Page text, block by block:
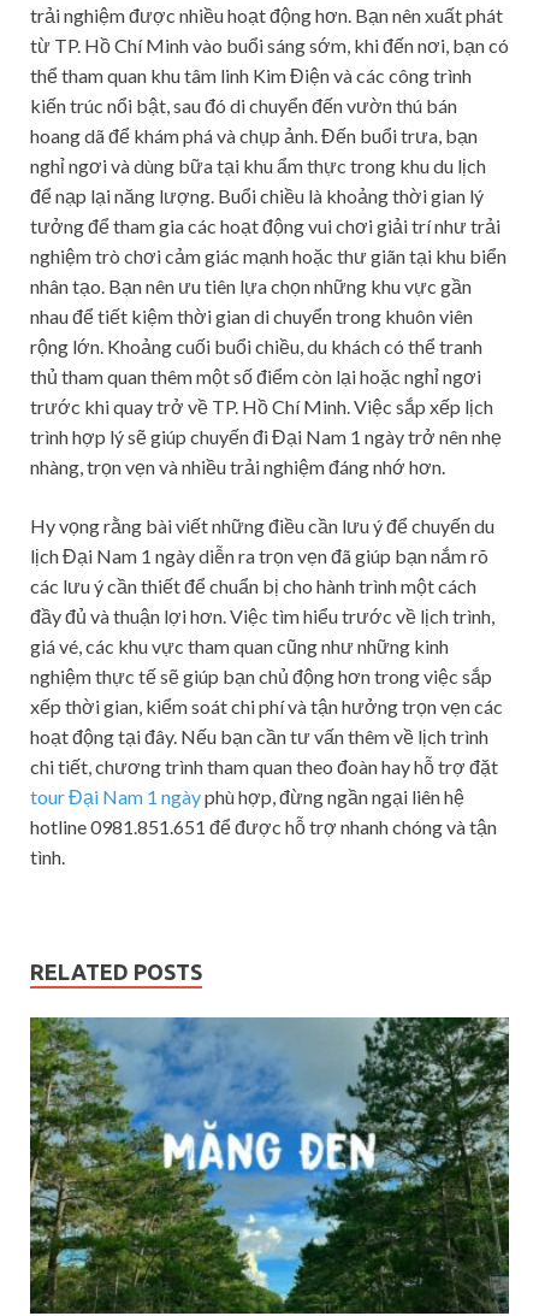
trải nghiệm được nhiều hoạt động hơn. Bạn nên xuất phát
từ TP. Hồ Chí Minh vào buổi sáng sớm, khi đến nơi, bạn có
thể tham quan khu tâm linh Kim Điện và các công trình
kiến trúc nổi bật, sau đó di chuyển đến vườn thú bán
hoang dã để khám phá và chụp ảnh. Đến buổi trưa, bạn
nghỉ ngơi và dùng bữa tại khu ẩm thực trong khu du lịch
để nạp lại năng lượng. Buổi chiều là khoảng thời gian lý
tưởng để tham gia các hoạt động vui chơi giải trí như trải
nghiệm trò chơi cảm giác mạnh hoặc thư giãn tại khu biển
nhân tạo. Bạn nên ưu tiên lựa chọn những khu vực gần
nhau để tiết kiệm thời gian di chuyển trong khuôn viên
rộng lớn. Khoảng cuối buổi chiều, du khách có thể tranh
thủ tham quan thêm một số điểm còn lại hoặc nghỉ ngơi
trước khi quay trở về TP. Hồ Chí Minh. Việc sắp xếp lịch
trình hợp lý sẽ giúp chuyến đi Đại Nam 1 ngày trở nên nhẹ
nhàng, trọn vẹn và nhiều trải nghiệm đáng nhớ hơn.
Hy vọng rằng bài viết những điều cần lưu ý để chuyến du
lịch Đại Nam 1 ngày diễn ra trọn vẹn đã giúp bạn nắm rõ
các lưu ý cần thiết để chuẩn bị cho hành trình một cách
đầy đủ và thuận lợi hơn. Việc tìm hiểu trước về lịch trình,
giá vé, các khu vực tham quan cũng như những kinh
nghiệm thực tế sẽ giúp bạn chủ động hơn trong việc sắp
xếp thời gian, kiểm soát chi phí và tận hưởng trọn vẹn các
hoạt động tại đây. Nếu bạn cần tư vấn thêm về lịch trình
chi tiết, chương trình tham quan theo đoàn hay hỗ trợ đặt
tour Đại Nam 1 ngàyphù hợp, đừng ngần ngại liên hệ
hotline 0981.851.651 để được hỗ trợ nhanh chóng và tận
tình.
RELATED POSTS